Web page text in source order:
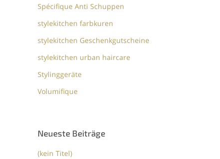
Spécifique Anti Schuppen
stylekitchen farbkuren
stylekitchen Geschenkgutscheine
stylekitchen urban haircare
Stylinggeräte
Volumifique
Neueste Beiträge
(kein Titel)